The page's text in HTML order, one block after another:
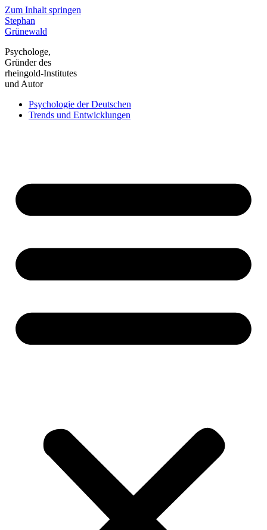
Zum Inhalt springen
Stephan
Grünewald
Psychologe,
Gründer des
rheingold-Institutes
und Autor
Psychologie der Deutschen
Trends und Entwicklungen